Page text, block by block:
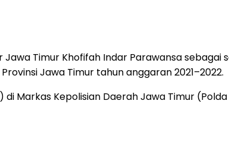
Timur Khofifah Indar Parawansa
Jawa Timur tahun anggaran 2021–2022.
Markas Kepolisian Daerah Jawa Timur